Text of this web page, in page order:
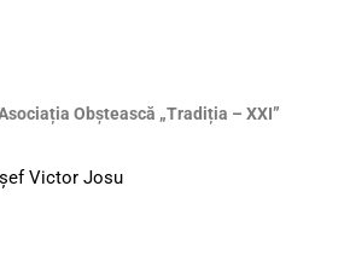
Obștească „Tradiția – XXI”
Victor Josu